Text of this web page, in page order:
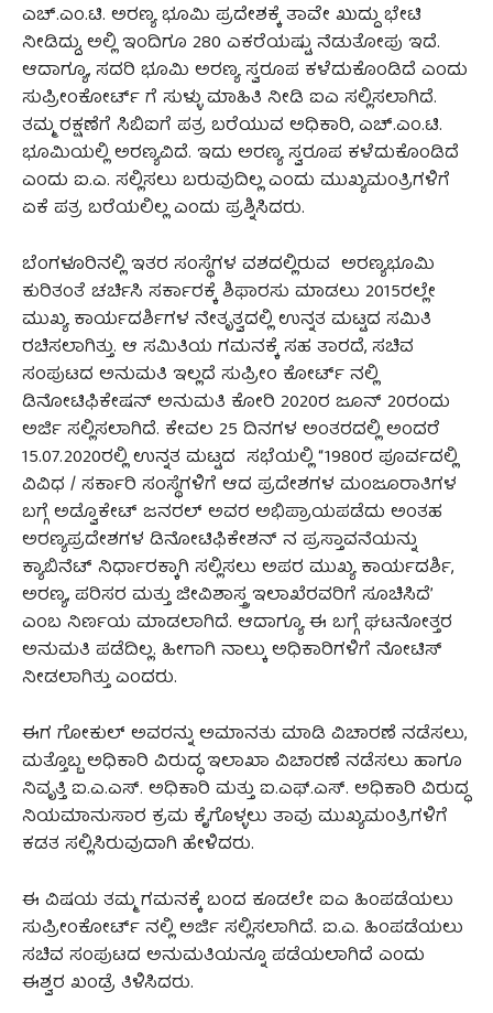
ಎಚ್.ಎಂ.ಟಿ. ಅರಣ್ಯ ಭೂಮಿ ಪ್ರದೇಶಕ್ಕೆ ತಾವೇ ಖುದ್ದು ಭೇಟಿ
ನೀಡಿದ್ದು, ಅಲ್ಲಿ ಇಂದಿಗೂ 280 ಎಕರೆಯಷ್ಟು ನೆಡುತೋಪು ಇದೆ.
ಆದಾಗ್ಯೂ, ಸದರಿ ಭೂಮಿ ಅರಣ್ಯ ಸ್ವರೂಪ ಕಳೆದುಕೊಂಡಿದೆ ಎಂದು
ಸುಪ್ರೀಂಕೋರ್ಟ್ ಗೆ ಸುಳ್ಳು ಮಾಹಿತಿ ನೀಡಿ ಐಎ ಸಲ್ಲಿಸಲಾಗಿದೆ.
ತಮ್ಮ ರಕ್ಷಣೆಗೆ ಸಿಬಿಐಗೆ ಪತ್ರ ಬರೆಯುವ ಅಧಿಕಾರಿ, ಎಚ್.ಎಂ.ಟಿ.
ಭೂಮಿಯಲ್ಲಿ ಅರಣ್ಯವಿದೆ. ಇದು ಅರಣ್ಯ ಸ್ವರೂಪ ಕಳೆದುಕೊಂಡಿದೆ
ಎಂದು ಐ.ಎ. ಸಲ್ಲಿಸಲು ಬರುವುದಿಲ್ಲ ಎಂದು ಮುಖ್ಯಮಂತ್ರಿಗಳಿಗೆ
ಏಕೆ ಪತ್ರ ಬರೆಯಲಿಲ್ಲ ಎಂದು ಪ್ರಶ್ನಿಸಿದರು.
ಬೆಂಗಳೂರಿನಲ್ಲಿ ಇತರ ಸಂಸ್ಥೆಗಳ ವಶದಲ್ಲಿರುವ ಅರಣ್ಯಭೂಮಿ
ಕುರಿತಂತೆ ಚರ್ಚಿಸಿ ಸರ್ಕಾರಕ್ಕೆ ಶಿಫಾರಸು ಮಾಡಲು 2015ರಲ್ಲೇ
ಮುಖ್ಯ ಕಾರ್ಯದರ್ಶಿಗಳ ನೇತೃತ್ವದಲ್ಲಿ ಉನ್ನತ ಮಟ್ಟದ ಸಮಿತಿ
ರಚಿಸಲಾಗಿತ್ತು. ಆ ಸಮಿತಿಯ ಗಮನಕ್ಕೆ ಸಹ ತಾರದೆ, ಸಚಿವ
ಸಂಪುಟದ ಅನುಮತಿ ಇಲ್ಲದೆ ಸುಪ್ರೀಂ ಕೋರ್ಟ್ ನಲ್ಲಿ
ಡಿನೋಟಿಫಿಕೇಷನ್ ಅನುಮತಿ ಕೋರಿ 2020ರ ಜೂನ್ 20ರಂದು
ಅರ್ಜಿ ಸಲ್ಲಿಸಲಾಗಿದೆ. ಕೇವಲ 25 ದಿನಗಳ ಅಂತರದಲ್ಲಿ ಅಂದರೆ
15.07.2020ರಲ್ಲಿ ಉನ್ನತ ಮಟ್ಟದ ಸಭೆಯಲ್ಲಿ “1980ರ ಪೂರ್ವದಲ್ಲಿ
ವಿವಿಧ / ಸರ್ಕಾರಿ ಸಂಸ್ಥೆಗಳಿಗೆ ಆದ ಪ್ರದೇಶಗಳ ಮಂಜೂರಾತಿಗಳ
ಬಗ್ಗೆ ಅಡ್ವೊಕೇಟ್ ಜನರಲ್ ಅವರ ಅಭಿಪ್ರಾಯಪಡೆದು ಅಂತಹ
ಅರಣ್ಯಪ್ರದೇಶಗಳ ಡಿನೋಟಿಫಿಕೇಶನ್ ನ ಪ್ರಸ್ತಾವನೆಯನ್ನು
ಕ್ಯಾಬಿನೆಟ್ ನಿರ್ಧಾರಕ್ಕಾಗಿ ಸಲ್ಲಿಸಲು ಅಪರ ಮುಖ್ಯ ಕಾರ್ಯದರ್ಶಿ,
ಅರಣ್ಯ, ಪರಿಸರ ಮತ್ತು ಜೀವಿಶಾಸ್ತ್ರ ಇಲಾಖೆರವರಿಗೆ ಸೂಚಿಸಿದೆ’
ಎಂಬ ನಿರ್ಣಯ ಮಾಡಲಾಗಿದೆ. ಆದಾಗ್ಯೂ ಈ ಬಗ್ಗೆ ಘಟನೋತ್ತರ
ಅನುಮತಿ ಪಡೆದಿಲ್ಲ. ಹೀಗಾಗಿ ನಾಲ್ಕು ಅಧಿಕಾರಿಗಳಿಗೆ ನೋಟಿಸ್
ನೀಡಲಾಗಿತ್ತು ಎಂದರು.
ಈಗ ಗೋಕುಲ್ ಅವರನ್ನು ಅಮಾನತು ಮಾಡಿ ವಿಚಾರಣೆ ನಡೆಸಲು,
ಮತ್ತೊಬ್ಬ ಅಧಿಕಾರಿ ವಿರುದ್ಧ ಇಲಾಖಾ ವಿಚಾರಣೆ ನಡೆಸಲು ಹಾಗೂ
ನಿವೃತ್ತಿ ಐ.ಎ.ಎಸ್. ಅಧಿಕಾರಿ ಮತ್ತು ಐ.ಎಫ್.ಎಸ್. ಅಧಿಕಾರಿ ವಿರುದ್ಧ
ನಿಯಮಾನುಸಾರ ಕ್ರಮ ಕೈಗೊಳ್ಳಲು ತಾವು ಮುಖ್ಯಮಂತ್ರಿಗಳಿಗೆ
ಕಡತ ಸಲ್ಲಿಸಿರುವುದಾಗಿ ಹೇಳಿದರು.
ಈ ವಿಷಯ ತಮ್ಮ ಗಮನಕ್ಕೆ ಬಂದ ಕೂಡಲೇ ಐಎ ಹಿಂಪಡೆಯಲು
ಸುಪ್ರೀಂಕೋರ್ಟ್ ನಲ್ಲಿ ಅರ್ಜಿ ಸಲ್ಲಿಸಲಾಗಿದೆ. ಐ.ಎ. ಹಿಂಪಡೆಯಲು
ಸಚಿವ ಸಂಪುಟದ ಅನುಮತಿಯನ್ನೂ ಪಡೆಯಲಾಗಿದೆ ಎಂದು
ಈಶ್ವರ ಖಂಡ್ರೆ ತಿಳಿಸಿದರು.